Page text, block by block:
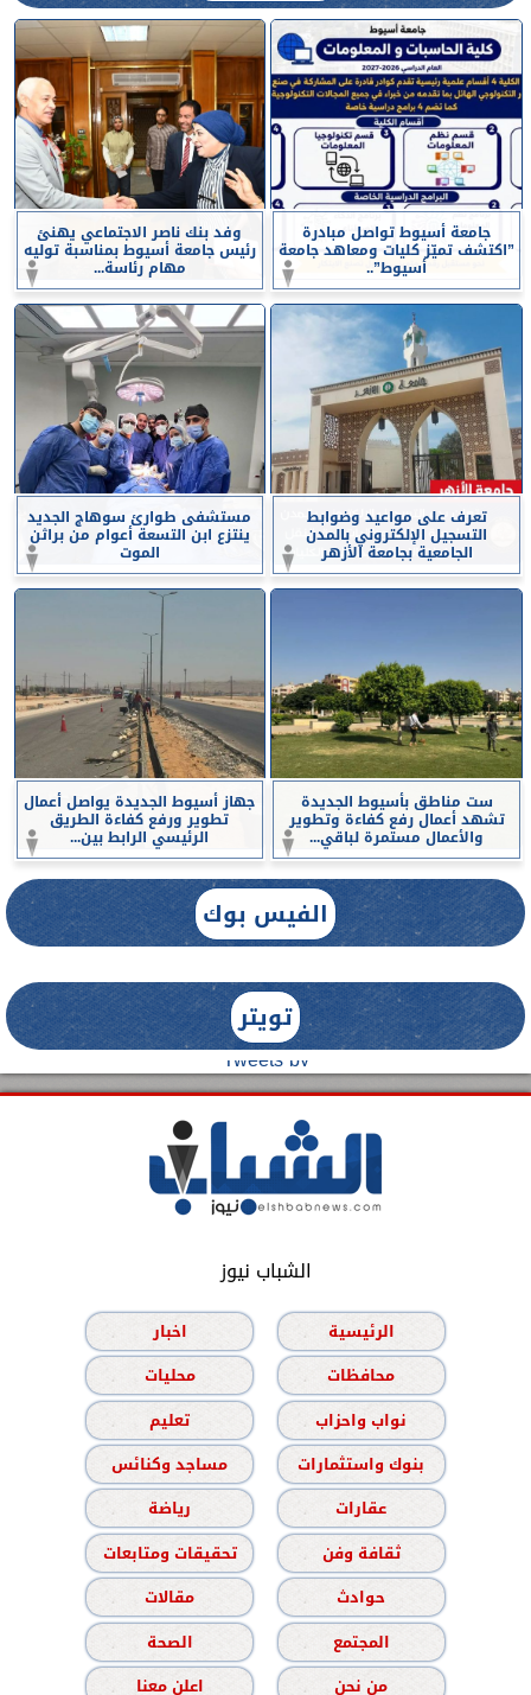
جامعة أسيوط تواصل مبادرة
”اكتشف تميّز كليات ومعاهد جامعة
أسيوط”..
وفد بنك ناصر الاجتماعي يهنئ
رئيس جامعة أسيوط بمناسبة توليه
مهام رئاسة...
تعرف على مواعيد وضوابط
التسجيل الإلكتروني بالمدن
الجامعية بجامعة الأزهر
مستشفى طوارئ سوهاج الجديد
ينتزع ابن التسعة أعوام من براثن
الموت
ست مناطق بأسيوط الجديدة
تشهد أعمال رفع كفاءة وتطوير
والأعمال مستمرة لباقي...
جهاز أسيوط الجديدة يواصل أعمال
تطوير ورفع كفاءة الطريق
الرئيسي الرابط بين...
الفيس بوك
تويتر
Tweets by
الشباب نيوز
الرئيسية
اخبار
محافظات
محليات
نواب واحزاب
تعليم
بنوك واستثمارات
مساجد وكنائس
عقارات
رياضة
ثقافة وفن
تحقيقات ومتابعات
حوادث
مقالات
المجتمع
الصحة
من نحن
اعلن معنا